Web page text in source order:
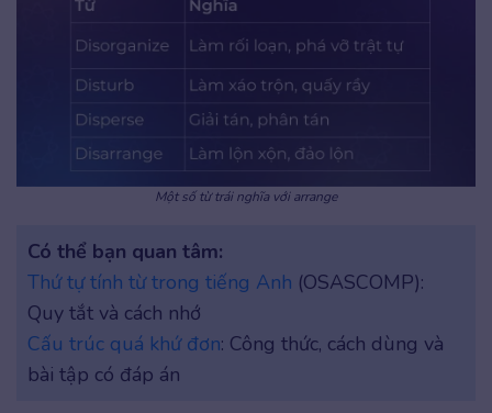
Một số từ trái nghĩa với arrange
Có thể bạn quan tâm:
Thứ tự tính từ trong tiếng Anh (OSASCOMP):
Quy tắt và cách nhớ
Cấu trúc quá khứ đơn: Công thức, cách dùng và
bài tập có đáp án